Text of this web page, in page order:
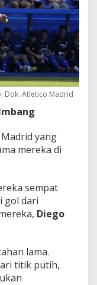
Dok. Atletico Madrid
yang
mereka di
sempat
gol dari
Diego
lama.
titik putih,